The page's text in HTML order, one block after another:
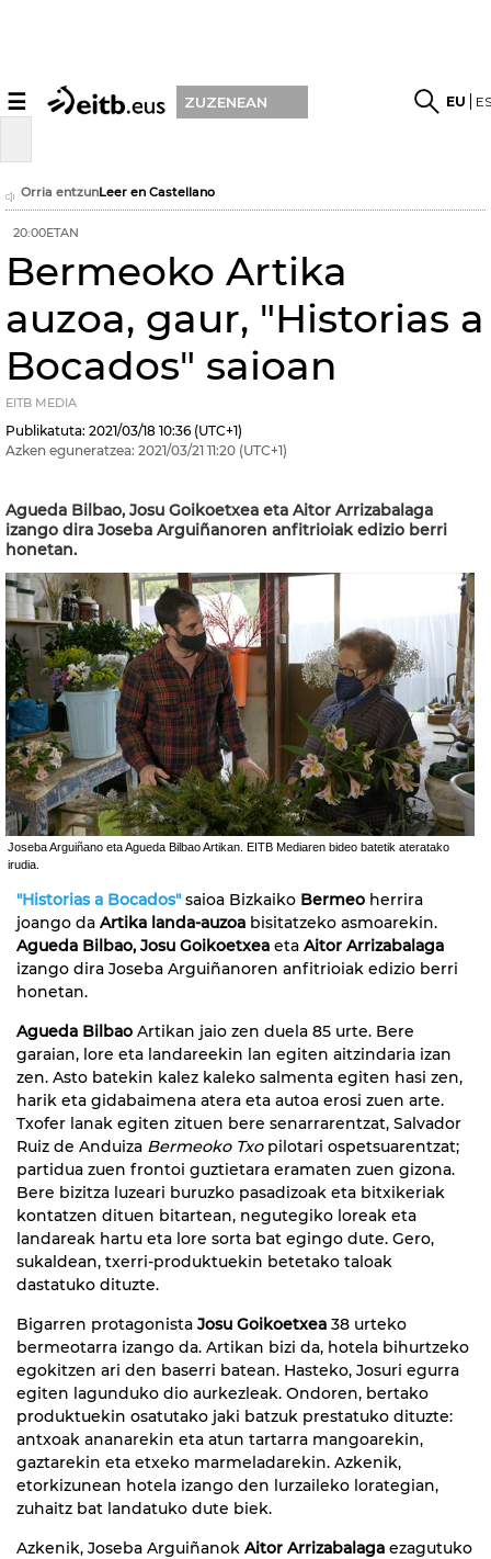
☰ ZUZENEAN EU
Orria entzunLeer en Castellano
20:00ETAN
Bermeoko Artika
auzoa, gaur, "Historias a
Bocados" saioan
EITB MEDIA
Publikatuta: 2021/03/18 10:36 (UTC+1)
Azken eguneratzea: 2021/03/21 11:20 (UTC+1)
Agueda Bilbao, Josu Goikoetxea eta Aitor Arrizabalaga
izango dira Joseba Arguiñanoren anfitrioiak edizio berri
honetan.
Joseba Arguiñano eta Agueda Bilbao Artikan. EITB Mediaren bideo batetik ateratako
irudia.
"Historias a Bocados"saioa Bizkaiko Bermeo herrira
joango da Artika landa-auzoa bisitatzeko asmoarekin.
Agueda Bilbao, Josu Goikoetxea eta Aitor Arrizabalaga
izango dira Joseba Arguiñanoren anfitrioiak edizio berri
honetan.
Agueda Bilbao Artikan jaio zen duela 85 urte. Bere
garaian, lore eta landareekin lan egiten aitzindaria izan
zen. Asto batekin kalez kaleko salmenta egiten hasi zen,
harik eta gidabaimena atera eta autoa erosi zuen arte.
Txofer lanak egiten zituen bere senarrarentzat, Salvador
Ruiz de Anduiza Bermeoko Txopilotari ospetsuarentzat;
partidua zuen frontoi guztietara eramaten zuen gizona.
Bere bizitza luzeari buruzko pasadizoak eta bitxikeriak
kontatzen dituen bitartean, negutegiko loreak eta
landareak hartu eta lore sorta bat egingo dute. Gero,
sukaldean, txerri-produktuekin betetako taloak
dastatuko dituzte.
Bigarren protagonista Josu Goikoetxea 38 urteko
bermeotarra izango da. Artikan bizi da, hotela bihurtzeko
egokitzen ari den baserri batean. Hasteko, Josuri egurra
egiten lagunduko dio aurkezleak. Ondoren, bertako
produktuekin osatutako jaki batzuk prestatuko dituzte:
antxoak ananarekin eta atun tartarra mangoarekin,
gaztarekin eta etxeko marmeladarekin. Azkenik,
etorkizunean hotela izango den lurzaileko lorategian,
zuhaitz bat landatuko dute biek.
Azkenik, Joseba Arguiñanok Aitor Arrizabalaga ezagutuko